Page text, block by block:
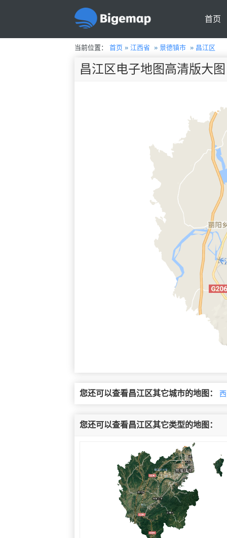
首页
当前位置： 首页» 江西省 » 景德镇市» 昌江区
昌江区电子地图高清版大图
您还可以查看昌江区其它城市的地图：
您还可以查看昌江区其它类型的地图：